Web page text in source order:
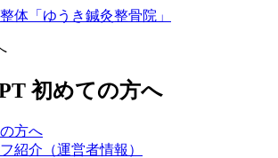
初めての方へ
方へ
紹介（運営者情報）